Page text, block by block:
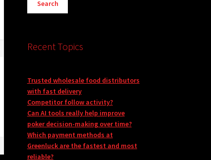
Recent Topics
Trusted wholesale food distributors
with fast delivery
Competitor follow activity?
Can AI tools really help improve
poker decision-making over time?
Which payment methods at
Greenluck are the fastest and most
reliable?